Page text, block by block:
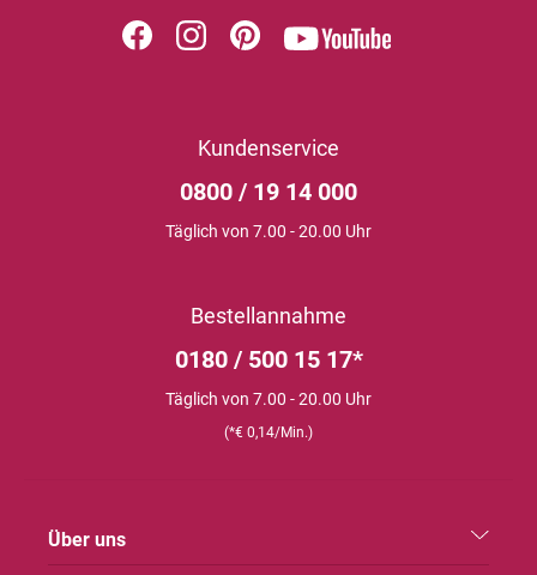
Kundenservice
0800 / 19 14 000
Täglich von 7.00 - 20.00 Uhr
Bestellannahme
0180 / 500 15 17*
Täglich von 7.00 - 20.00 Uhr
(*€ 0,14/Min.)
Über uns